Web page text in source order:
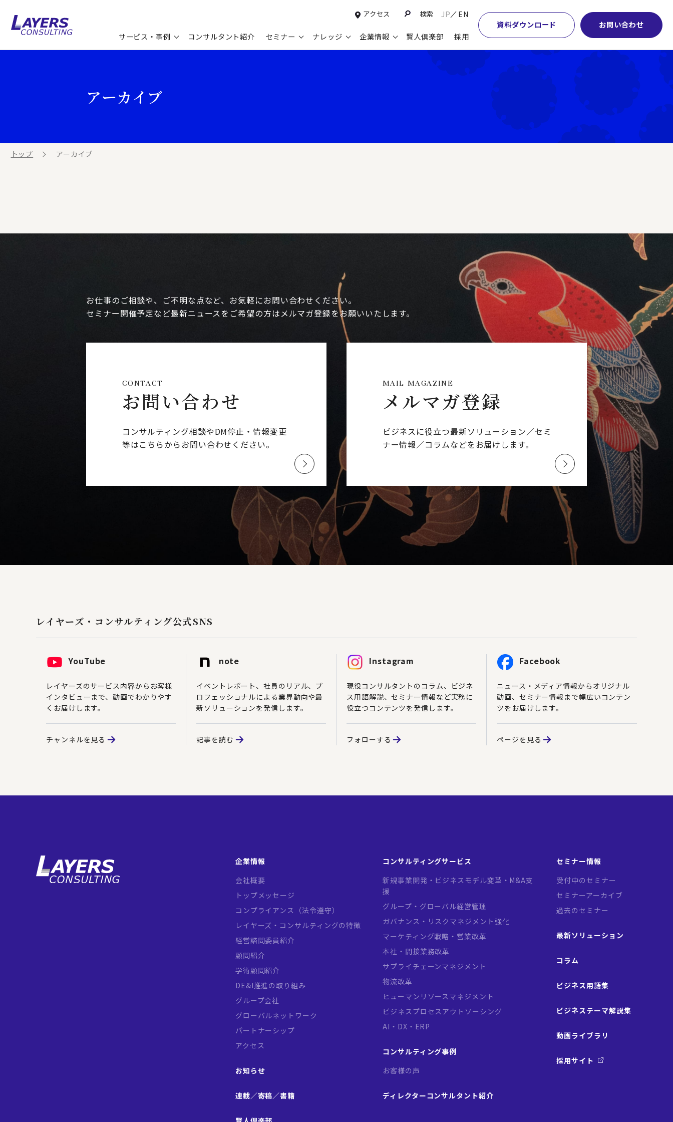
アクセス 検索 JP EN
サービス・事例 コンサルタント紹介 セミナー ナレッジ 企業情報 賢人倶楽部 採用
資料ダウンロード お問い合わせ
コンサルティング事例
本社・間接業務改革
サプライチェーンマネジメント
物流改革
ヒューマンリソースマネジメント
ビジネスプロセスアウトソーシング
コラム
人事
営業・マーケティング
設計・開発・生産・調達
【特集】会計システム刷新
【特集】FP＆Aへの旅
お知らせ
レイヤーズ・コンサルティングの特徴
学術顧問紹介
DE&I推進の取り組み
グループ会社
グローバルネットワーク
パートナーシップ
アーカイブ
トップ アーカイブ
お仕事のご相談や、ご不明な点など、お気軽にお問い合わせください。
セミナー開催予定など最新ニュースをご希望の方はメルマガ登録をお願いいたします。
CONTACT
お問い合わせ
コンサルティング相談やDM停止・情報変更
等はこちらからお問い合わせください。
MAIL MAGAZINE
メルマガ登録
ビジネスに役立つ最新ソリューション／セミ
ナー情報／コラムなどをお届けします。
レイヤーズ・コンサルティング公式SNS
YouTube
レイヤーズのサービス内容からお客様
インタビューまで、動画でわかりやす
くお届けします。
チャンネルを見る
note
イベントレポート、社員のリアル、プ
ロフェッショナルによる業界動向や最
新ソリューションを発信します。
記事を読む
Instagram
現役コンサルタントのコラム、ビジネ
ス用語解説、セミナー情報など実務に
役立つコンテンツを発信します。
フォローする
Facebook
ニュース・メディア情報からオリジナル
動画、セミナー情報まで幅広いコンテン
ツをお届けします。
ページを見る
企業情報
会社概要
トップメッセージ
コンプライアンス（法令遵守）
レイヤーズ・コンサルティングの特徴
経営諮問委員紹介
顧問紹介
学術顧問紹介
DE&I推進の取り組み
グループ会社
グローバルネットワーク
パートナーシップ
アクセス
お知らせ
連載／寄稿／書籍
コンサルティングサービス
新規事業開発・ビジネスモデル変革・M&A支
援
グループ・グローバル経営管理
ガバナンス・リスクマネジメント強化
マーケティング戦略・営業改革
本社・間接業務改革
サプライチェーンマネジメント
物流改革
ヒューマンリソースマネジメント
ビジネスプロセスアウトソーシング
AI・DX・ERP
コンサルティング事例
お客様の声
ディレクターコンサルタント紹介
セミナー情報
受付中のセミナー
セミナーアーカイブ
過去のセミナー
最新ソリューション
コラム
ビジネス用語集
ビジネステーマ解説集
動画ライブラリ
採用サイト